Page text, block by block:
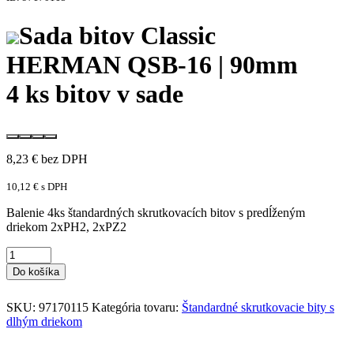
Sada bitov Classic
HERMAN QSB-16 | 90mm
4 ks bitov v sade
8,23 € bez DPH
10,12 € s DPH
Balenie 4ks štandardných skrutkovacích bitov s predĺženým
driekom 2xPH2, 2xPZ2
Do košíka
SKU: 97170115 Kategória tovaru: Štandardné skrutkovacie bity s
dlhým driekom